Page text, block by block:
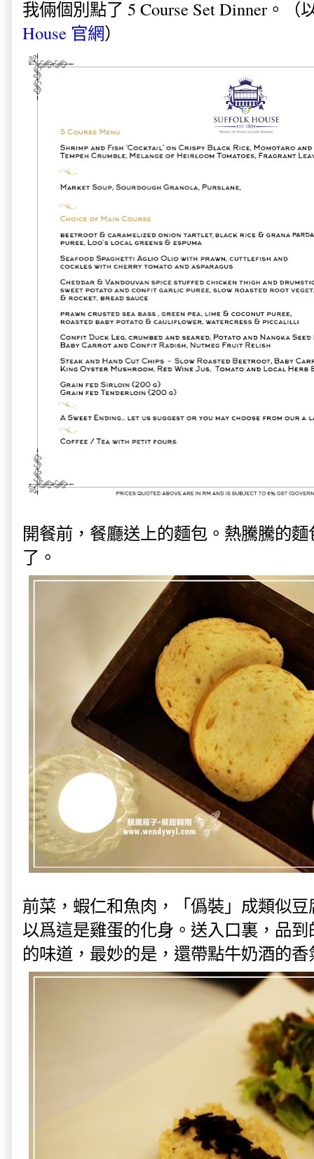
我倆個別點了 5 Course Set Dinner。（
House 官網）
開餐前，餐廳送上的麵包。熱騰騰的
了。
前菜，蝦仁和魚肉，「僞裝」成類似
以爲這是雞蛋的化身。送入口裏，品
的味道，最妙的是，還帶點牛奶酒的香